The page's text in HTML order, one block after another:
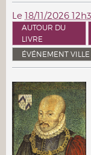
Le 18/11/2026
AUTOUR DU
LIVRE
ÉVÉNEMENT VILLE